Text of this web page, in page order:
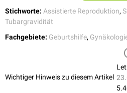
Stichworte: Assistierte Reproduktion,
Tubargravidität
Fachgebiete: Geburtshilfe,
Wichtiger Hinweis zu diesem Artikel